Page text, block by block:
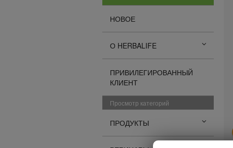
НОВОЕ
О HERBALIFE
ПРИВИЛЕГИРОВАННЫЙ
КЛИЕНТ
Просмотр категорий
ПРОДУКТЫ